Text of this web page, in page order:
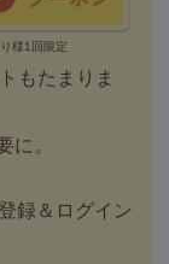
様1回限定
もたまりま
に。
録＆ログイン